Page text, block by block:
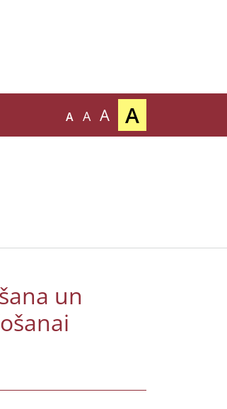
A A A A
un